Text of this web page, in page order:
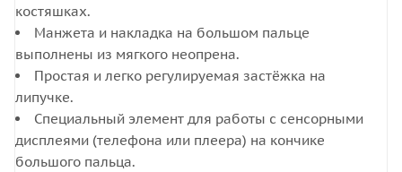
костяшках.
Манжета и накладка на большом пальце
выполнены из мягкого неопрена.
Простая и легко регулируемая застёжка на
липучке.
Специальный элемент для работы с сенсорными
дисплеями (телефона или плеера) на кончике
большого пальца.